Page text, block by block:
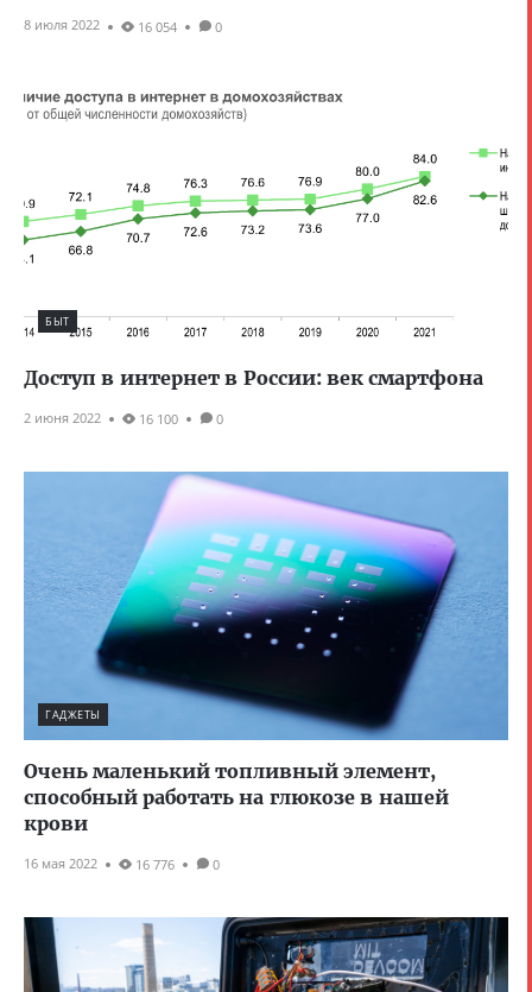
8 июля 2022 16 054 0
БЫТ
Доступ в интернет в России: век смартфона
2 июня 2022 16 100 0
ГАДЖЕТЫ
Очень маленький топливный элемент,
способный работать на глюкозе в нашей
крови
16 мая 2022 16 776 0